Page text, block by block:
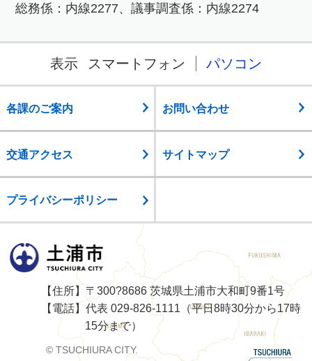
総務係：内線2277、議事調査係：内線2274
表示 スマートフォン パソコン
各課のご案内 お問い合わせ
交通アクセス サイトマップ
プライバシーポリシー
土浦市
【住所】〒300?8686 茨城県土浦市大和町9番1号
【電話】代表 029-826-1111（平日8時30分から17時
15分まで）
© TSUCHIURA CITY.